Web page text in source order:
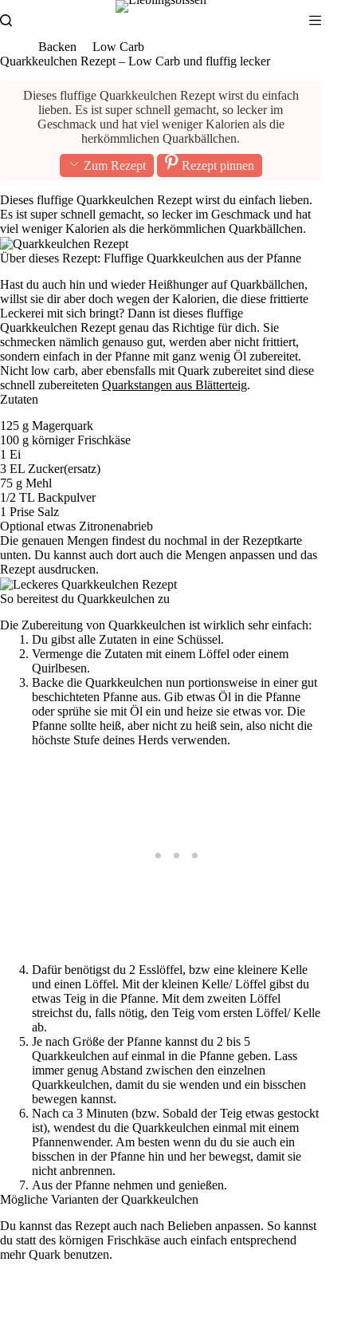
Inhalt
Backen
Low Carb
Quarkkeulchen Rezept – Low Carb und fluffig lecker
Dieses fluffige Quarkkeulchen Rezept wirst du einfach
lieben. Es ist super schnell gemacht, so lecker im
Geschmack und hat viel weniger Kalorien als die
herkömmlichen Quarkbällchen.
Zum Rezept
Rezept pinnen
Dieses fluffige Quarkkeulchen Rezept wirst du einfach lieben.
Es ist super schnell gemacht, so lecker im Geschmack und hat
viel weniger Kalorien als die herkömmlichen Quarkbällchen.
Über dieses Rezept: Fluffige Quarkkeulchen aus der Pfanne
Hast du auch hin und wieder Heißhunger auf Quarkbällchen,
willst sie dir aber doch wegen der Kalorien, die diese frittierte
Leckerei mit sich bringt? Dann ist dieses fluffige
Quarkkeulchen Rezept genau das Richtige für dich. Sie
schmecken nämlich genauso gut, werden aber nicht frittiert,
sondern einfach in der Pfanne mit ganz wenig Öl zubereitet.
Nicht low carb, aber ebensfalls mit Quark zubereitet sind diese
schnell zubereiteten Quarkstangen aus Blätterteig.
Zutaten
125 g Magerquark
100 g körniger Frischkäse
1 Ei
3 EL Zucker(ersatz)
75 g Mehl
1/2 TL Backpulver
1 Prise Salz
Optional etwas Zitronenabrieb
Die genauen Mengen findest du nochmal in der Rezeptkarte
unten. Du kannst auch dort auch die Mengen anpassen und das
Rezept ausdrucken.
So bereitest du Quarkkeulchen zu
Die Zubereitung von Quarkkeulchen ist wirklich sehr einfach:
Du gibst alle Zutaten in eine Schüssel.
Vermenge die Zutaten mit einem Löffel oder einem
Quirlbesen.
Backe die Quarkkeulchen nun portionsweise in einer gut
beschichteten Pfanne aus. Gib etwas Öl in die Pfanne
oder sprühe sie mit Öl ein und heize sie etwas vor. Die
Pfanne sollte heiß, aber nicht zu heiß sein, also nicht die
höchste Stufe deines Herds verwenden.
Dafür benötigst du 2 Esslöffel, bzw eine kleinere Kelle
und einen Löffel. Mit der kleinen Kelle/ Löffel gibst du
etwas Teig in die Pfanne. Mit dem zweiten Löffel
streichst du, falls nötig, den Teig vom ersten Löffel/ Kelle
ab.
Je nach Größe der Pfanne kannst du 2 bis 5
Quarkkeulchen auf einmal in die Pfanne geben. Lass
immer genug Abstand zwischen den einzelnen
Quarkkeulchen, damit du sie wenden und ein bisschen
bewegen kannst.
Nach ca 3 Minuten (bzw. Sobald der Teig etwas gestockt
ist), wendest du die Quarkkeulchen einmal mit einem
Pfannenwender. Am besten wenn du du sie auch ein
bisschen in der Pfanne hin und her bewegst, damit sie
nicht anbrennen.
Aus der Pfanne nehmen und genießen.
Mögliche Varianten der Quarkkeulchen
Du kannst das Rezept auch nach Belieben anpassen. So kannst
du statt des körnigen Frischkäse auch einfach entsprechend
mehr Quark benutzen.